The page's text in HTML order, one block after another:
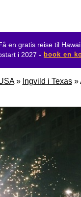
en gratis reise til
i 2027 - book en
» Ingvild i Texas»